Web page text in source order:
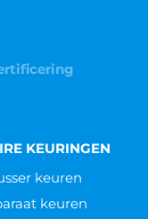
KEURINGEN
keuren
keuren